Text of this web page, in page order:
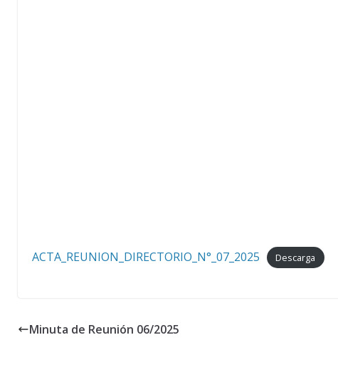
ACTA_REUNION_DIRECTORIO_N°_07_2025 Descarga
Minuta de Reunión 06/2025